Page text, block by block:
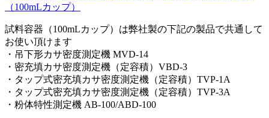
（100mLカップ）
試料容器（100mLカップ）は弊社製の下記の製品で共通して
お使い頂けます
・吊下形カサ密度測定機 MVD-14
・密充填カサ密度測定機（定容積）VBD-3
・タップ式密充填カサ密度測定機（定容積）TVP-1A
・タップ式密充填カサ密度測定機（定容積）TVP-3A
・粉体特性測定機 AB-100/ABD-100